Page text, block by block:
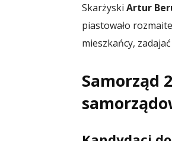
Skarżyski Artur
piastowało
mieszkańcy,
Samorząd